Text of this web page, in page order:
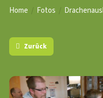
Home Fotos
Zurück